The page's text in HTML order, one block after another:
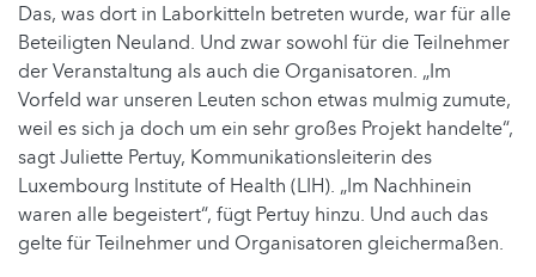
Das, was dort in Laborkitteln betreten wurde, war für alle
Beteiligten Neuland. Und zwar sowohl für die Teilnehmer
der Veranstaltung als auch die Organisatoren. „Im
Vorfeld war unseren Leuten schon etwas mulmig zumute,
weil es sich ja doch um ein sehr großes Projekt handelte“,
sagt Juliette Pertuy, Kommunikationsleiterin des
Luxembourg Institute of Health (LIH). „Im Nachhinein
waren alle begeistert“, fügt Pertuy hinzu. Und auch das
gelte für Teilnehmer und Organisatoren gleichermaßen.